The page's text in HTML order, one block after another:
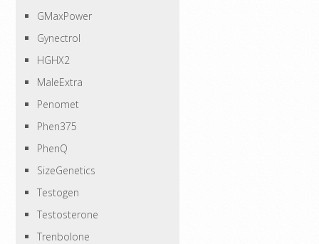
GMaxPower
Gynectrol
HGHX2
MaleExtra
Penomet
Phen375
PhenQ
SizeGenetics
Testogen
Testosterone
Trenbolone